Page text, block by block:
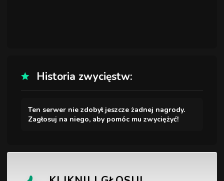
Historia zwycięstw:
Ten serwer nie zdobył jeszcze żadnej nagrody.
Zagłosuj na niego, aby pomóc mu zwyciężyć!